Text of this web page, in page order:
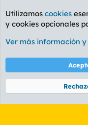
Foro General
Cookies
PL
Términos
Community platform by
Utilizamos cookies
y cookies opcionales
Ver más información